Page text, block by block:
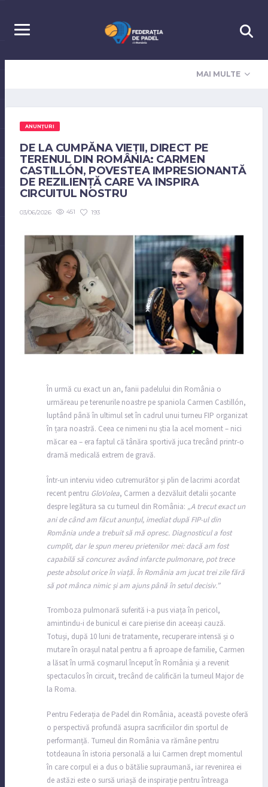
MAI MULTE
ANUNȚURI
DE LA CUMPĂNA VIEȚII, DIRECT PE
TERENUL DIN ROMÂNIA: CARMEN
CASTILLÓN, POVESTEA IMPRESIONANTĂ
DE REZILIENȚĂ CARE VA INSPIRA
CIRCUITUL NOSTRU
03/06/2026 451 193
În urmă cu exact un an, fanii padelului din România o
urmăreau pe terenurile noastre pe spaniola Carmen Castillón,
luptând până în ultimul set în cadrul unui turneu FIP organizat
în țara noastră. Ceea ce nimeni nu știa la acel moment – nici
măcar ea – era faptul că tânăra sportivă juca trecând printr-o
dramă medicală extrem de gravă.
Într-un interviu video cutremurător și plin de lacrimi acordat
recent pentru GloVolea, Carmen a dezvăluit detalii șocante
despre legătura sa cu turneul din România: „A trecut exact un
ani de când am făcut anunțul, imediat după FIP-ul din
România unde a trebuit să mă opresc. Diagnosticul a fost
cumplit, dar le spun mereu prietenilor mei: dacă am fost
capabilă să concurez având infarcte pulmonare, pot trece
peste absolut orice în viață. În România am jucat trei zile fără
să pot mânca nimic și am ajuns până în setul decisiv.”
Tromboza pulmonară suferită i-a pus viața în pericol,
amintindu-i de bunicul ei care pierise din aceeași cauză.
Totuși, după 10 luni de tratamente, recuperare intensă și o
mutare în orașul natal pentru a fi aproape de familie, Carmen
a lăsat în urmă coșmarul început în România și a revenit
spectaculos în circuit, trecând de calificări la turneul Major de
la Roma.
Pentru Federația de Padel din România, această poveste oferă
o perspectivă profundă asupra sacrificiilor din sportul de
performanță. Turneul din România va rămâne pentru
totdeauna în istoria personală a lui Carmen drept momentul
în care corpul ei a dus o bătălie supraumană, iar revenirea ei
de astăzi este o sursă uriașă de inspirație pentru întreaga